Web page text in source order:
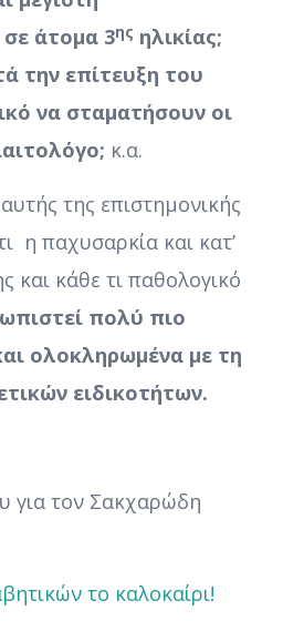
άτομα 3ης ηλικίας;
την επίτευξη του
να σταματήσουν οι
κ.α.
της επιστημονικής
η παχυσαρκία και κατ’
και κάθε τι παθολογικό
πολύ πιο
ολοκληρωμένα με τη
ειδικοτήτων.
για τον Σακχαρώδη
το καλοκαίρι!